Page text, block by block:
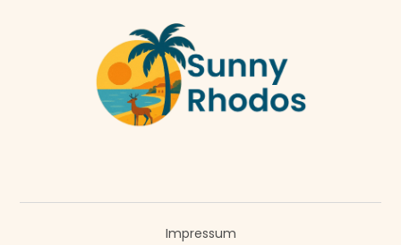
Impressum